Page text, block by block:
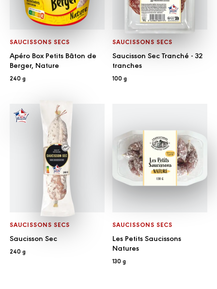
SAUCISSONS SECS
Apéro Box Petits Bâton de
Berger, Nature
240 g
SAUCISSONS SECS
Saucisson Sec Tranché - 32
tranches
100 g
SAUCISSONS SECS
Saucisson Sec
240 g
SAUCISSONS SECS
Les Petits Saucissons
Natures
130 g